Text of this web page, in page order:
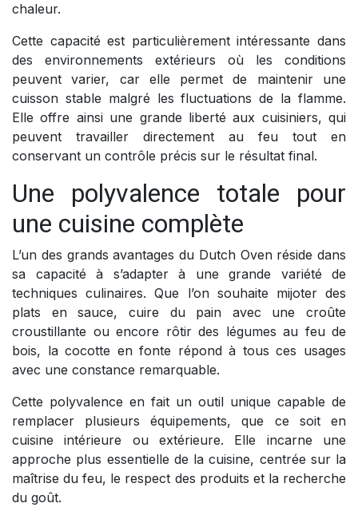
chaleur.
Cette capacité est particulièrement intéressante dans
des environnements extérieurs où les conditions
peuvent varier, car elle permet de maintenir une
cuisson stable malgré les fluctuations de la flamme.
Elle offre ainsi une grande liberté aux cuisiniers, qui
peuvent travailler directement au feu tout en
conservant un contrôle précis sur le résultat final.
Une polyvalence totale pour
une cuisine complète
L’un des grands avantages du Dutch Oven réside dans
sa capacité à s’adapter à une grande variété de
techniques culinaires. Que l’on souhaite mijoter des
plats en sauce, cuire du pain avec une croûte
croustillante ou encore rôtir des légumes au feu de
bois, la cocotte en fonte répond à tous ces usages
avec une constance remarquable.
Cette polyvalence en fait un outil unique capable de
remplacer plusieurs équipements, que ce soit en
cuisine intérieure ou extérieure. Elle incarne une
approche plus essentielle de la cuisine, centrée sur la
maîtrise du feu, le respect des produits et la recherche
du goût.